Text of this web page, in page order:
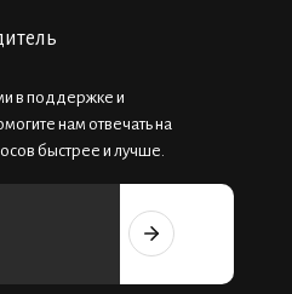
в поддержке и
нам отвечать на
быстрее и лучше.